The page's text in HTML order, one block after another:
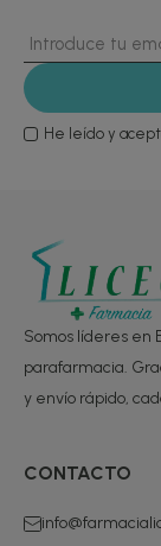
He leído y
Somos líderes en
parafarmacia.
y envío rápido,
CONTACTO